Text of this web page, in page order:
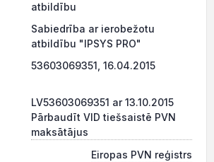
atbildību
Sabiedrība ar ierobežotu
atbildību "IPSYS PRO"
53603069351, 16.04.2015
LV53603069351 ar 13.10.2015
Pārbaudīt VID tiešsaistē PVN
maksātājus
Eiropas PVN reģistrs